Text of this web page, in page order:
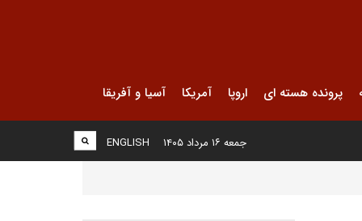
پرونده هسته ای اروپا آمریکا آسیا و آفریقا
ENGLISH جمعه ۱۶ مرداد ۱۴۰۵